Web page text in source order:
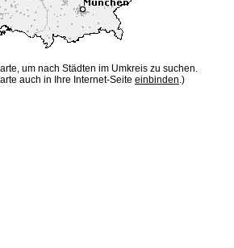
um nach Städten im Umkreis zu suchen.
auch in Ihre Internet-Seite einbinden.)